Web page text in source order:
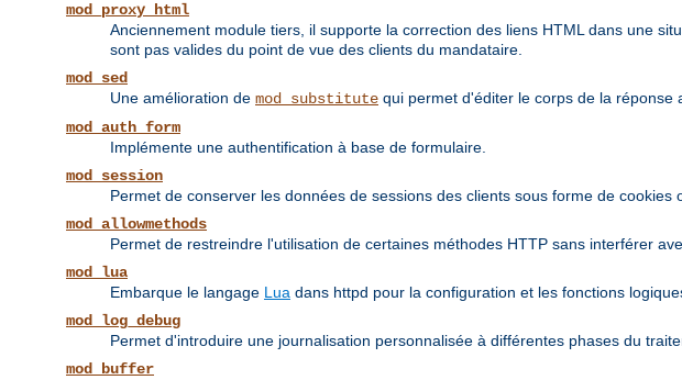
mod_proxy_html
Anciennement module tiers, il supporte la correction des liens HTML dans une
sont pas valides du point de vue des clients du mandataire.
mod_sed
Une amélioration de mod_substitute qui permet d'éditer le corps de la
mod_auth_form
Implémente une authentification à base de formulaire.
mod_session
Permet de conserver les données de sessions des clients sous forme de cookies
mod_allowmethods
Permet de restreindre l'utilisation de certaines méthodes HTTP sans interférer
mod_lua
Embarque le langage Lua dans httpd pour la configuration et les fonctions
mod_log_debug
Permet d'introduire une journalisation personnalisée à différentes phases du
mod_buffer